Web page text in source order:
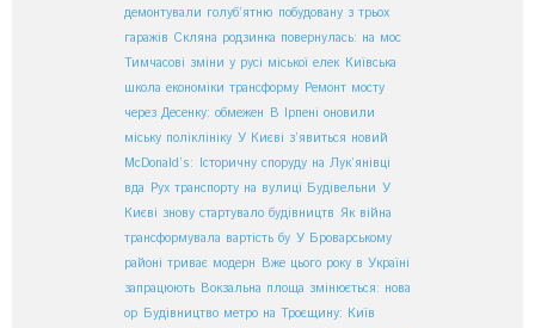
демонтували голуб’ятню побудовану з трьох
гаражів Скляна родзинка повернулась: на мос
Тимчасові зміни у русі міської елек Київська
школа економіки трансформу Ремонт мосту
через Десенку: обмежен В Ірпені оновили
міську поліклініку У Києві з’явиться новий
McDonald’s: Історичну споруду на Лук’янівці
вда Рух транспорту на вулиці Будівельни У
Києві знову стартувало будівництв Як війна
трансформувала вартість бу У Броварському
районі триває модерн Вже цього року в Україні
запрацюють Вокзальна площа змінюється: нова
ор Будівництво метро на Троєщину: Київ